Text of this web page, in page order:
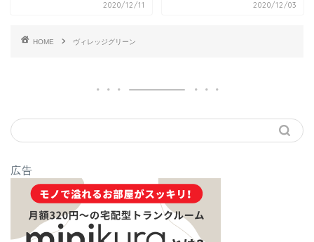
2020/12/11 2020/12/03
HOME ヴィレッジグリーン
広告